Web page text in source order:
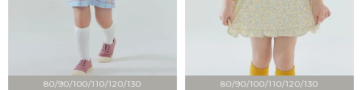
80/90/100/110/120/130 80/90/100/110/120/130